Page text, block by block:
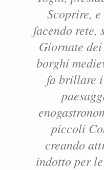
Scoprire,
facendo rete,
Giornate
borghi
fa brillare
piccoli
creando
indotto per